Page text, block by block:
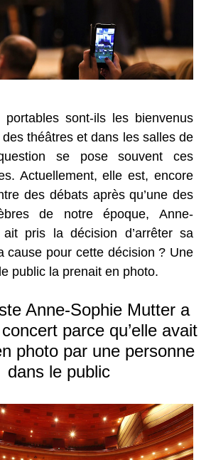
portables sont-ils les bienvenus
théâtres et dans les salles de
se pose souvent ces
Actuellement, elle est, encore
des débats après qu’une des
de notre époque, Anne-
ait pris la décision d’arrêter sa
cause pour cette décision ? Une
public la prenait en photo.
Anne-Sophie Mutter a
parce qu’elle avait
photo par une personne
dans le public